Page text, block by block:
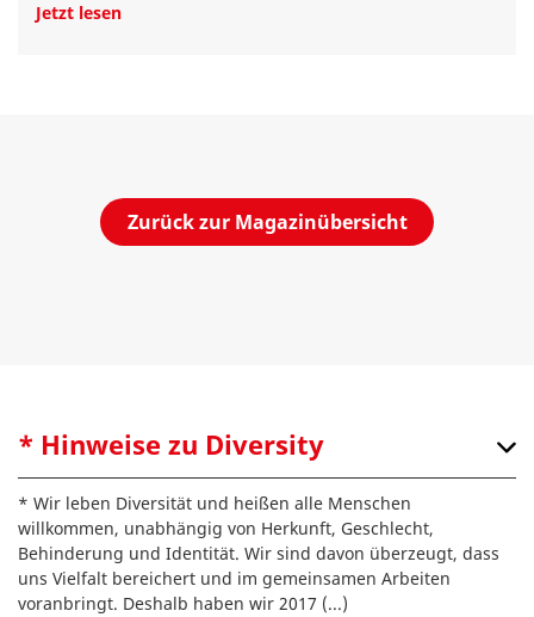
Jetzt lesen
Zurück zur Magazinübersicht
* Hinweise zu Diversity
* Wir leben Diversität und heißen alle Menschen
willkommen, unabhängig von Herkunft, Geschlecht,
Behinderung und Identität. Wir sind davon überzeugt, dass
uns Vielfalt bereichert und im gemeinsamen Arbeiten
voranbringt. Deshalb haben wir 2017 (...)